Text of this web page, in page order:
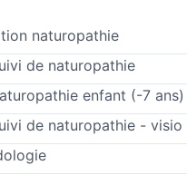
naturopathie
de naturopathie
enfant (-7 ans)
de naturopathie - visio